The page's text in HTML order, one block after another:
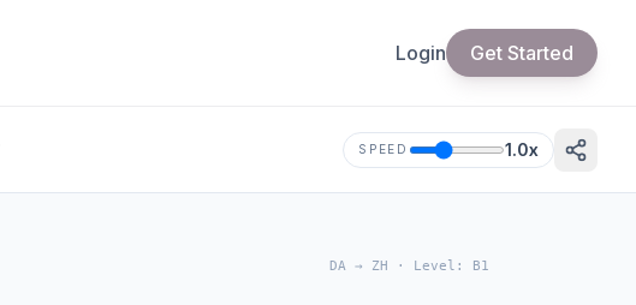
Login Get Started
SPEED 1.0x
DA → ZH · Level : B1